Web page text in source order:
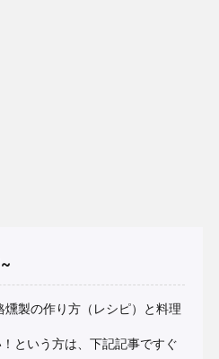
製の作り方（レシピ）と料理
という方は、下記記事ですぐ